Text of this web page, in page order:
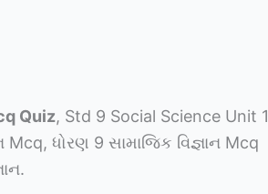
Quiz, Std 9 Social Science Unit 1
Mcq, ધોરણ 9 સામાજિક વિજ્ઞાન Mcq